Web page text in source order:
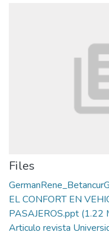
Files
EL CONFORT EN
PASAJEROS.ppt (1.22
Articulo revista